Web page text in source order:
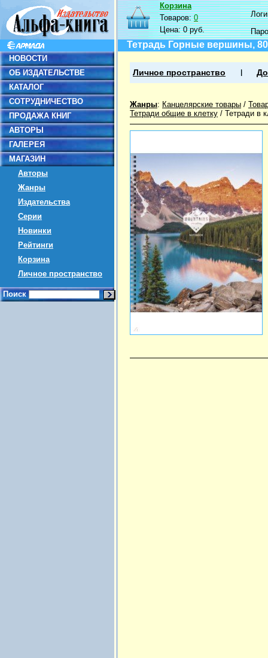
НОВОСТИ
ОБ ИЗДАТЕЛЬСТВЕ
КАТАЛОГ
СОТРУДНИЧЕСТВО
ПРОДАЖА КНИГ
АВТОРЫ
ГАЛЕРЕЯ
МАГАЗИН
Авторы
Жанры
Издательства
Серии
Новинки
Рейтинги
Корзина
Личное пространство
Поиск
Корзина
Товаров:0
Цена:0 руб.
Тетрадь Горные вершины, 80
Личное пространство
Жанры: Канцелярские товары /
Тетради общие в клетку / Тетради в